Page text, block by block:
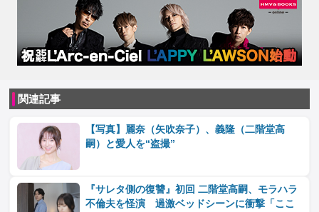
関連記事
【写真】麗奈（矢吹奈子）、義隆（二階堂高
嗣）と愛人を“盗撮”
『サレタ側の復讐』初回 二階堂高嗣、モラハラ
不倫夫を怪演 過激ベッドシーンに衝撃「ここ